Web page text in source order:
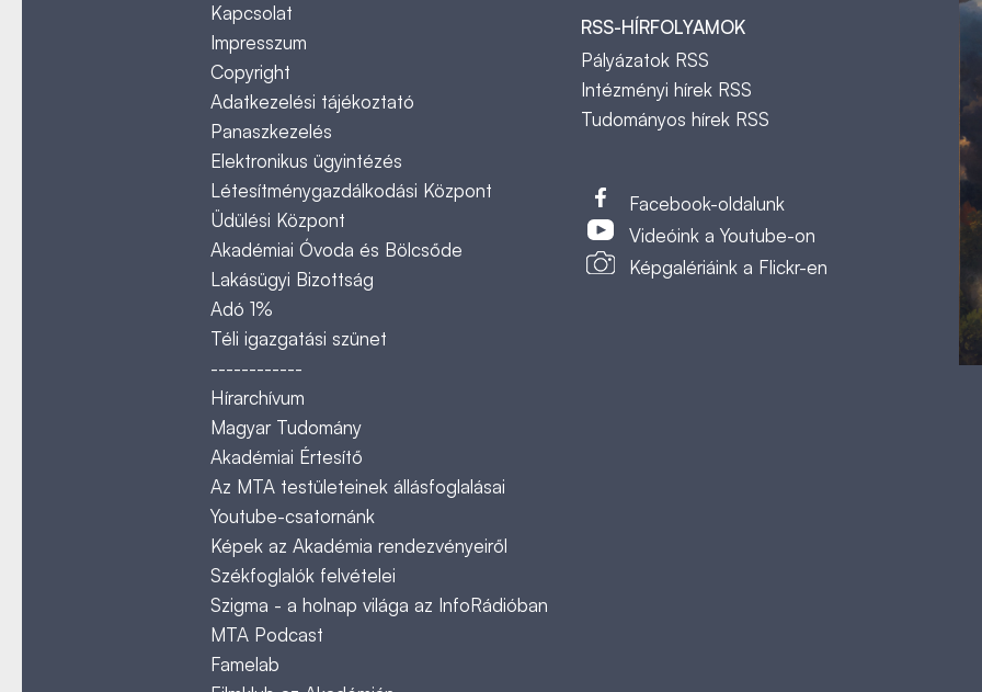
Kapcsolat
Impresszum
Copyright
Adatkezelési tájékoztató
Panaszkezelés
Elektronikus ügyintézés
Létesítménygazdálkodási Központ
Üdülési Központ
Akadémiai Óvoda és Bölcsőde
Lakásügyi Bizottság
Adó 1%
Téli igazgatási szünet
------------
Hírarchívum
Magyar Tudomány
Akadémiai Értesítő
Az MTA testületeinek állásfoglalásai
Youtube-csatornánk
Képek az Akadémia rendezvényeiről
Székfoglalók felvételei
Szigma - a holnap világa az InfoRádióban
MTA Podcast
Famelab
RSS-HÍRFOLYAMOK
Pályázatok RSS
Intézményi hírek RSS
Tudományos hírek RSS
Facebook-oldalunk
Videóink a Youtube-on
Képgalériáink a Flickr-en